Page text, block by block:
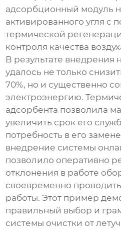
адсорбционный модуль
активированного угля с
термической
контроля качества
В результате внедрения
удалось не только
70%, но и существенно
электроэнергию.
адсорбента позволила
увеличить срок его
потребность в его
внедрение системы
позволило оперативно
отклонения в работе
своевременно
работы. Этот пример
правильный выбор и
системы очистки от